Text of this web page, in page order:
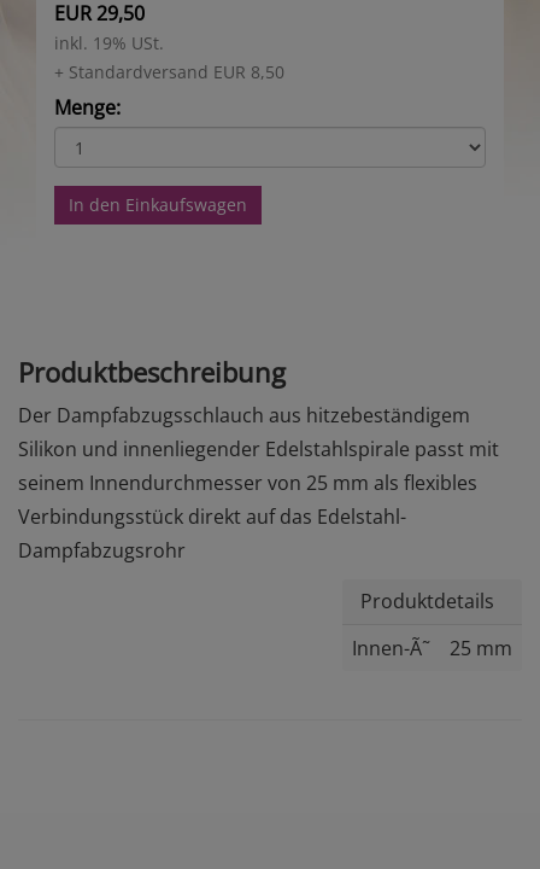
EUR 29,50
inkl. 19% USt.
+ Standardversand EUR 8,50
Menge:
In den Einkaufswagen
Produktbeschreibung
Der Dampfabzugsschlauch aus hitzebeständigem
Silikon und innenliegender Edelstahlspirale passt mit
seinem Innendurchmesser von 25 mm als flexibles
Verbindungsstück direkt auf das Edelstahl-
Dampfabzugsrohr
Produktdetails
Innen-Ã˜
25 mm